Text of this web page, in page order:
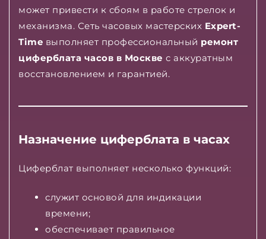
может привести к сбоям в работе стрелок и
механизма. Сеть часовых мастерских Expert-
Time выполняет профессиональный ремонт
циферблата часов в Москве с аккуратным
восстановлением и гарантией.
Назначение циферблата в часах
Циферблат выполняет несколько функций:
служит основой для индикации
времени;
обеспечивает правильное